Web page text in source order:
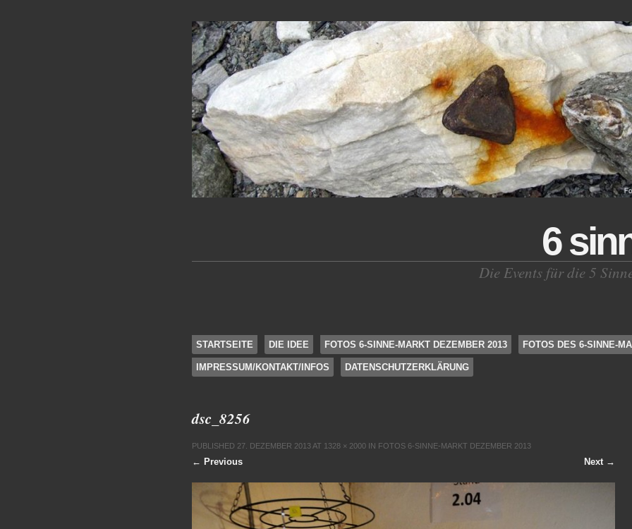
6
Die Events für die 5
Menu
SKIP TO CONTENT
STARTSEITE DIE IDEE FOTOS 6-SINNE-MARKT DEZEMBER 2013 FOTOS DES 6-SINNE-
IMPRESSUM/KONTAKT/INFOS DATENSCHUTZERKLÄRUNG
dsc_8256
PUBLISHED 27. DEZEMBER 2013 AT 1328 × 2000 IN FOTOS 6-SINNE-MARKT DEZEMBER 2013
← Previous Next →